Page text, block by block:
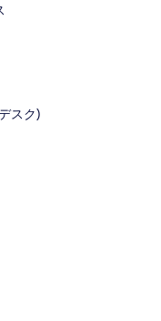
スク)